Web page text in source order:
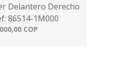
Delantero Derecho
86514-1M000
COP